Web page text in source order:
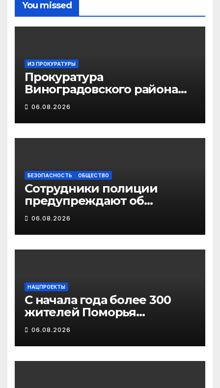
You missed
ИЗ ПРОКУРАТУРЫ
Прокуратура
Виноградовского района
информирует об
изменениях
законодательства в сфере
государственной
работников
06.08.2026
БЕЗОПАСНОСТЬ ОБЩЕСТВО
Сотрудники полиции
предупреждают об
участившихся случаях
мошенничества в
отношении родственников
участников СВО
06.08.2026
НАЦПРОЕКТЫ
С начала года более 300
жителей Поморья
получили выплату на
газификацию
06.08.2026